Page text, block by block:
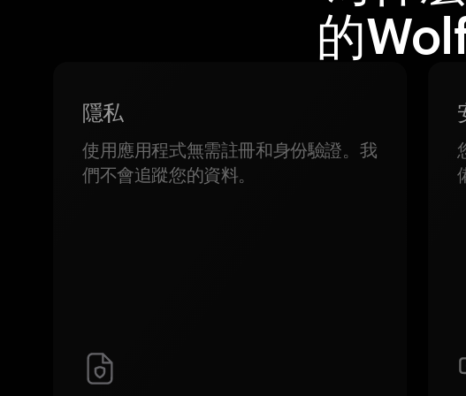
的
隱私
使用應用程式無需註冊和身份驗證。我
們不會追蹤您的資料。